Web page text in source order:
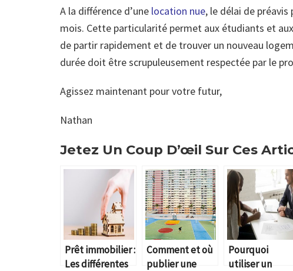
A la différence d’une location nue, le délai de
mois. Cette particularité permet aux étudiants et
de partir rapidement et de trouver un nouveau
durée doit être scrupuleusement respectée par le
Agissez maintenant pour votre futur,
Nathan
Jetez Un Coup D’œil Sur Ces
Prêt immobilier :
Les différentes
Comment et où
publier une
Pourquoi
utiliser un